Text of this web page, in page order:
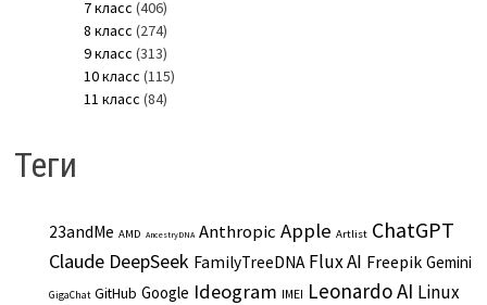
7 класс (406)
8 класс (274)
9 класс (313)
10 класс (115)
11 класс (84)
Теги
23andMe AMD AncestryDNA Anthropic Apple Artlist ChatGPT
Claude DeepSeek FamilyTreeDNA Flux AI Freepik Gemini
GigaChat GitHub Google Ideogram IMEI Leonardo AI Linux